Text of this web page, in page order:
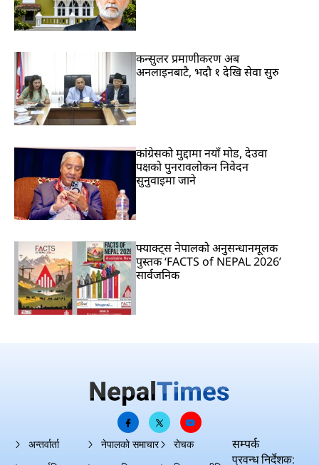
कन्सुलर प्रमाणीकरण अब
अनलाइनबाटै, भदौ १ देखि सेवा सुरु
कांग्रेसको मुद्दामा नयाँ मोड, देउवा
पक्षको पुनरावलोकन निवेदन
सुनुवाइमा जाने
फ्याक्ट्स नेपालको अनुसन्धानमूलक
पुस्तक ‘FACTS of NEPAL 2026’
सार्वजनिक
अन्तर्वार्ता
नेपालको समाचार
रोचक
सम्पर्क
प्रवन्ध निर्देशक: